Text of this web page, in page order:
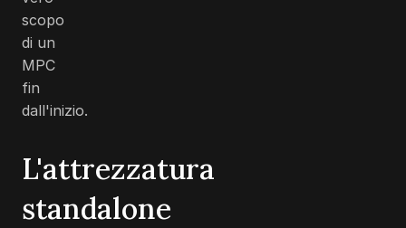
scopo
di un
MPC
fin
dall'inizio.
L'attrezzatura
standalone